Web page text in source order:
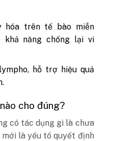
hóa trên tế bào miễn
khả năng chống lại vi
hỗ trợ hiệu quả
cho đúng?
có tác dụng gì là chưa
mới là yếu tố quyết định